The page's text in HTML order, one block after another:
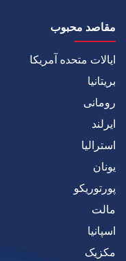
مقاصد محبوب
ایالات متحده آمریکا
بریتانیا
رومانی
ایرلند
استرالیا
یونان
پورتوریکو
مالت
اسپانیا
مکزیک